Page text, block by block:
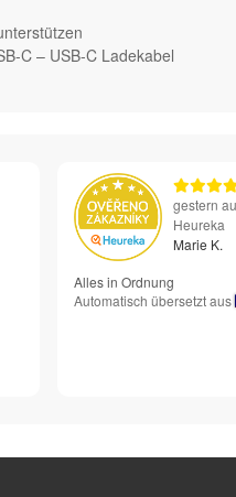
C – USB-C Ladekabel
gestern
Heureka
Marie K.
Alles in Ordnung
Automatisch übersetzt aus